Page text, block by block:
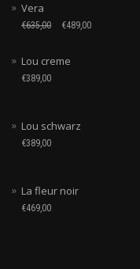
Vera
€635,00 €489,00
Lou creme
€389,00
Lou schwarz
€389,00
La fleur noir
€469,00